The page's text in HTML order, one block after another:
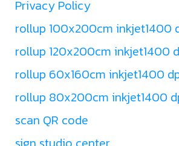
Privacy Policy
rollup 100x200cm inkjet1400
rollup 120x200cm inkjet1400
rollup 60x160cm inkjet1400
rollup 80x200cm inkjet1400
scan QR code